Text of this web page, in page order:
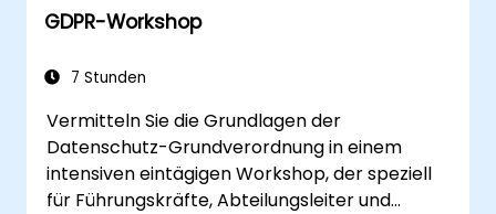
Darstellung der Bereiche mit den
Zusammenhang mit dem Inkrafttreten
Praktische Vorbereitung auf die
eigenständige Ausübung der Aufgaben
eines Datenschutzbeauftragten
GDPR-Workshop
7 Stunden
Vermitteln Sie die Grundlagen der
Datenschutz-Grundverordnung in einem
intensiven eintägigen Workshop, der speziell
für Führungskräfte, Abteilungsleiter und